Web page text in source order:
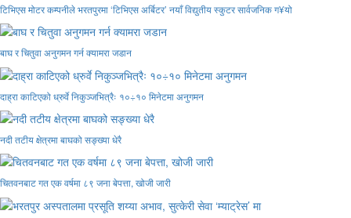
टिभिएस मोटर कम्पनीले भरतपुरमा ‘टिभिएस अर्बिटर’ नयाँ विद्युतीय स्कुटर सार्वजनिक ग¥यो
बाघ र चितुवा अनुगमन गर्न क्यामरा जडान
दाह्रा काटिएको ध्रुर्वे निकुञ्जभित्रैः १०÷१० मिनेटमा अनुगमन
नदी तटीय क्षेत्रमा बाघको सङ्ख्या धेरै
चितवनबाट गत एक वर्षमा ८९ जना बेपत्ता, खोजी जारी